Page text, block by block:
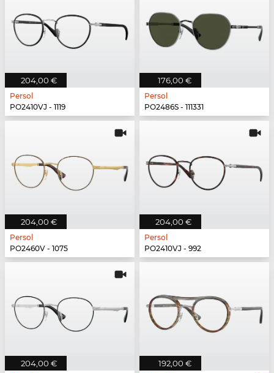
204,00 €
Persol
PO2410VJ - 1119
176,00 €
Persol
PO2486S - 111331
204,00 €
Persol
PO2460V - 1075
204,00 €
Persol
PO2410VJ - 992
204,00 € 192,00 €